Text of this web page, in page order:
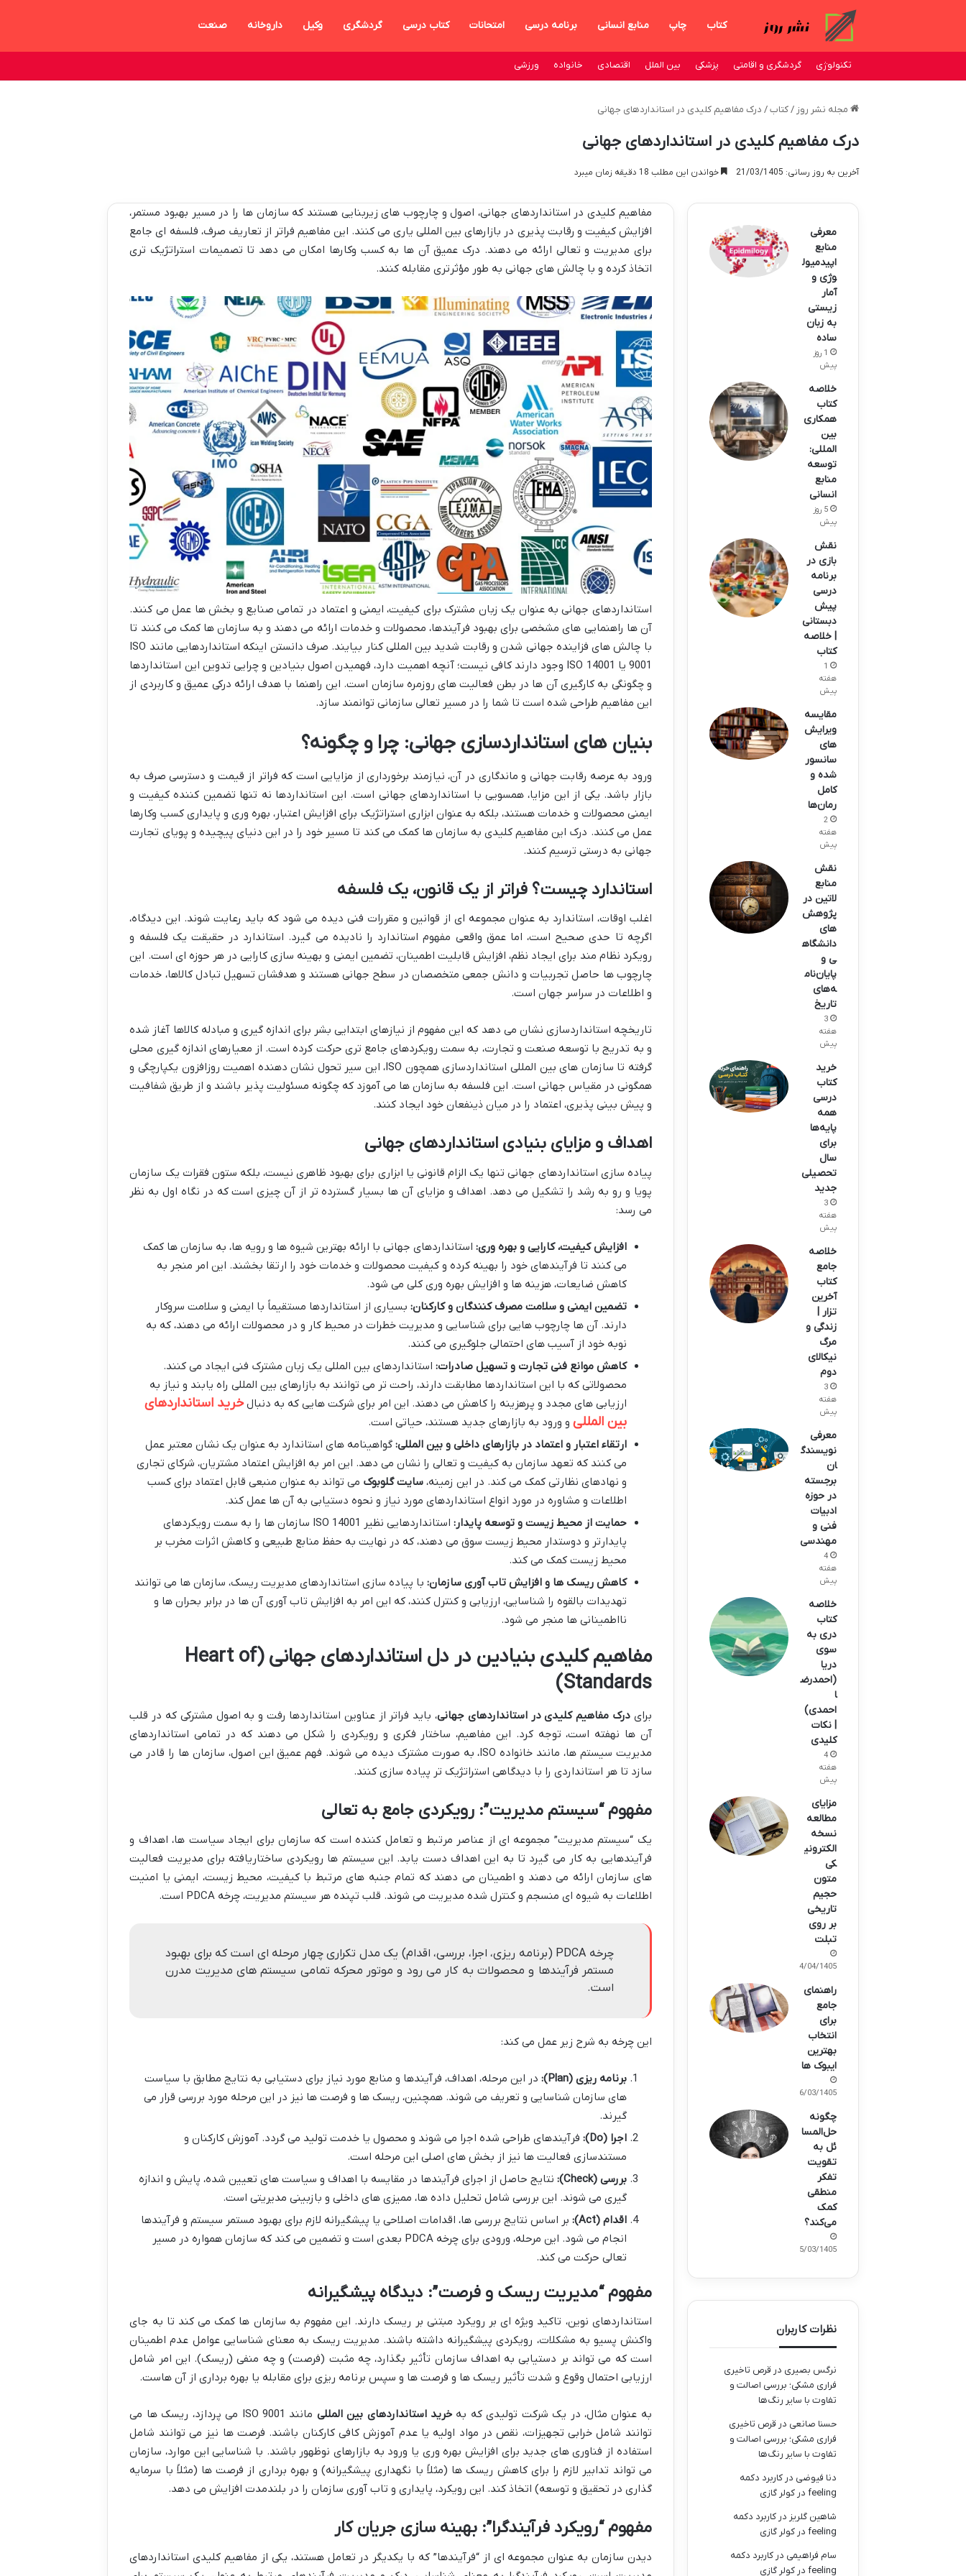
کتاب چاپ منابع انسانی برنامه درسی امتحانات کتاب درسی گردشگری وکیل داروخانه صنعت
تکنولوژی گردشگری و اقامتی پزشکی بین الملل اقتصادی خانواده ورزشی
مجله نشر روز / کتاب / درک مفاهیم کلیدی در استانداردهای جهانی
درک مفاهیم کلیدی در استانداردهای جهانی
آخرین به روز رسانی: 21/03/1405 خواندن این مطلب 18 دقیقه زمان میبرد
مفاهیم کلیدی در استانداردهای جهانی، اصول و چارچوب های زیربنایی هستند که سازمان ها را در مسیر بهبود مستمر،
افزایش کیفیت و رقابت پذیری در بازارهای بین المللی یاری می کنند. این مفاهیم فراتر از تعاریف صرف، فلسفه ای جامع
برای مدیریت و تعالی ارائه می دهند. درک عمیق آن ها به کسب وکارها امکان می دهد تا تصمیمات استراتژیک تری
اتخاذ کرده و با چالش های جهانی به طور مؤثرتری مقابله کنند.
استانداردهای جهانی به عنوان یک زبان مشترک برای کیفیت، ایمنی و اعتماد در تمامی صنایع و بخش ها عمل می کنند.
آن ها راهنمایی های مشخصی برای بهبود فرآیندها، محصولات و خدمات ارائه می دهند و به سازمان ها کمک می کنند تا
با چالش های فزاینده جهانی شدن و رقابت شدید بین المللی کنار بیایند. صرف دانستن اینکه استانداردهایی مانند ISO
9001 یا ISO 14001 وجود دارند کافی نیست؛ آنچه اهمیت دارد، فهمیدن اصول بنیادین و چرایی تدوین این استانداردها
و چگونگی به کارگیری آن ها در بطن فعالیت های روزمره سازمان است. این راهنما با هدف ارائه درکی عمیق و کاربردی از
این مفاهیم طراحی شده است تا شما را در مسیر تعالی سازمانی توانمند سازد.
بنیان های استانداردسازی جهانی: چرا و چگونه؟
ورود به عرصه رقابت جهانی و ماندگاری در آن، نیازمند برخورداری از مزایایی است که فراتر از قیمت و دسترسی صرف به
بازار باشد. یکی از این مزایا، همسویی با استانداردهای جهانی است. این استانداردها نه تنها تضمین کننده کیفیت و
ایمنی محصولات و خدمات هستند، بلکه به عنوان ابزاری استراتژیک برای افزایش اعتبار، بهره وری و پایداری کسب وکارها
عمل می کنند. درک این مفاهیم کلیدی به سازمان ها کمک می کند تا مسیر خود را در این دنیای پیچیده و پویای تجارت
جهانی به درستی ترسیم کنند.
استاندارد چیست؟ فراتر از یک قانون، یک فلسفه
اغلب اوقات، استاندارد به عنوان مجموعه ای از قوانین و مقررات فنی دیده می شود که باید رعایت شوند. این دیدگاه،
اگرچه تا حدی صحیح است، اما عمق واقعی مفهوم استاندارد را نادیده می گیرد. استاندارد در حقیقت یک فلسفه و
رویکرد نظام مند برای ایجاد نظم، افزایش قابلیت اطمینان، تضمین ایمنی و بهینه سازی کارایی در هر حوزه ای است. این
چارچوب ها حاصل تجربیات و دانش جمعی متخصصان در سطح جهانی هستند و هدفشان تسهیل تبادل کالاها، خدمات
و اطلاعات در سراسر جهان است.
تاریخچه استانداردسازی نشان می دهد که این مفهوم از نیازهای ابتدایی بشر برای اندازه گیری و مبادله کالاها آغاز شده
و به تدریج با توسعه صنعت و تجارت، به سمت رویکردهای جامع تری حرکت کرده است. از معیارهای اندازه گیری محلی
گرفته تا سازمان های بین المللی استانداردسازی همچون ISO، این سیر تحول نشان دهنده اهمیت روزافزون یکپارچگی و
همگونی در مقیاس جهانی است. این فلسفه به سازمان ها می آموزد که چگونه مسئولیت پذیر باشند و از طریق شفافیت
و پیش بینی پذیری، اعتماد را در میان ذینفعان خود ایجاد کنند.
اهداف و مزایای بنیادی استانداردهای جهانی
پیاده سازی استانداردهای جهانی تنها یک الزام قانونی یا ابزاری برای بهبود ظاهری نیست، بلکه ستون فقرات یک سازمان
پویا و رو به رشد را تشکیل می دهد. اهداف و مزایای آن ها بسیار گسترده تر از آن چیزی است که در نگاه اول به نظر
می رسد:
افزایش کیفیت، کارایی و بهره وری: استانداردهای جهانی با ارائه بهترین شیوه ها و رویه ها، به سازمان ها کمک
می کنند تا فرآیندهای خود را بهینه کرده و کیفیت محصولات و خدمات خود را ارتقا بخشند. این امر منجر به
کاهش ضایعات، هزینه ها و افزایش بهره وری کلی می شود.
تضمین ایمنی و سلامت مصرف کنندگان و کارکنان: بسیاری از استانداردها مستقیماً با ایمنی و سلامت سروکار
دارند. آن ها چارچوب هایی برای شناسایی و مدیریت خطرات در محیط کار و در محصولات ارائه می دهند، که به
نوبه خود از آسیب های احتمالی جلوگیری می کنند.
کاهش موانع فنی تجارت و تسهیل صادرات: استانداردهای بین المللی یک زبان مشترک فنی ایجاد می کنند.
محصولاتی که با این استانداردها مطابقت دارند، راحت تر می توانند به بازارهای بین المللی راه یابند و نیاز به
ارزیابی های مجدد و پرهزینه را کاهش می دهند. این امر برای شرکت هایی که به دنبالخرید استانداردهای
بین المللی و ورود به بازارهای جدید هستند، حیاتی است.
ارتقاء اعتبار و اعتماد در بازارهای داخلی و بین المللی: گواهینامه های استاندارد به عنوان یک نشان معتبر عمل
می کنند که تعهد سازمان به کیفیت و تعالی را نشان می دهد. این امر به افزایش اعتماد مشتریان، شرکای تجاری
و نهادهای نظارتی کمک می کند. در این زمینه،سایت گلوبوک می تواند به عنوان منبعی قابل اعتماد برای کسب
اطلاعات و مشاوره در مورد انواع استانداردهای مورد نیاز و نحوه دستیابی به آن ها عمل کند.
حمایت از محیط زیست و توسعه پایدار:
استانداردهایی نظیر ISO 14001 سازمان ها را به سمت رویکردهای
پایدارتر و دوستدار محیط زیست سوق می دهند، که در نهایت به حفظ منابع طبیعی و کاهش اثرات مخرب بر
محیط زیست کمک می کند.
کاهش ریسک ها و افزایش تاب آوری سازمان: با پیاده سازی استانداردهای مدیریت ریسک، سازمان ها می توانند
تهدیدات بالقوه را شناسایی، ارزیابی و کنترل کنند، که این امر به افزایش تاب آوری آن ها در برابر بحران ها و
نااطمینانی ها منجر می شود.
مفاهیم کلیدی بنیادین در دل استانداردهای جهانی (Heart of
Standards)
برای درک مفاهیم کلیدی در استانداردهای جهانی، باید فراتر از عناوین استانداردها رفت و به اصول مشترکی که در قلب
آن ها نهفته است، توجه کرد. این مفاهیم، ساختار فکری و رویکردی را شکل می دهند که در تمامی استانداردهای
مدیریت سیستم ها، مانند خانواده ISO، به صورت مشترک دیده می شوند. فهم عمیق این اصول، سازمان ها را قادر می
سازد تا هر استانداردی را با دیدگاهی استراتژیک تر پیاده سازی کنند.
مفهوم “سیستم مدیریت”: رویکردی جامع به تعالی
یک “سیستم مدیریت” مجموعه ای از عناصر مرتبط و تعامل کننده است که سازمان برای ایجاد سیاست ها، اهداف و
فرآیندهایی به کار می گیرد تا به این اهداف دست یابد. این سیستم ها رویکردی ساختاریافته برای مدیریت فعالیت
های سازمان ارائه می دهند و اطمینان می دهند که تمام جنبه های مرتبط با کیفیت، محیط زیست، ایمنی یا امنیت
اطلاعات به شیوه ای منسجم و کنترل شده مدیریت می شوند. قلب تپنده هر سیستم مدیریت، چرخه PDCA است.
چرخه PDCA (برنامه ریزی، اجرا، بررسی، اقدام) یک مدل تکراری چهار مرحله ای است که برای بهبود
مستمر فرآیندها و محصولات به کار می رود و موتور محرکه تمامی سیستم های مدیریت مدرن
است.
این چرخه به شرح زیر عمل می کند:
برنامه ریزی (Plan):
در این مرحله، اهداف، فرآیندها و منابع مورد نیاز برای دستیابی به نتایج مطابق با سیاست
های سازمان شناسایی و تعریف می شوند. همچنین، ریسک ها و فرصت ها نیز در این مرحله مورد بررسی قرار می
گیرند.
اجرا (Do):
فرآیندهای طراحی شده اجرا می شوند و محصول یا خدمت تولید می گردد. آموزش کارکنان و
مستندسازی فعالیت ها نیز از بخش های اصلی این مرحله است.
بررسی (Check):
نتایج حاصل از اجرای فرآیندها در مقایسه با اهداف و سیاست های تعیین شده، پایش و اندازه
گیری می شوند. این بررسی شامل تحلیل داده ها، ممیزی های داخلی و بازبینی مدیریتی است.
اقدام (Act):
بر اساس نتایج بررسی ها، اقدامات اصلاحی یا پیشگیرانه لازم برای بهبود مستمر سیستم و فرآیندها
انجام می شود. این مرحله، ورودی برای چرخه PDCA بعدی است و تضمین می کند که سازمان همواره در مسیر
تعالی حرکت می کند.
مفهوم “مدیریت ریسک و فرصت”: دیدگاه پیشگیرانه
استانداردهای نوین، تاکید ویژه ای بر رویکرد مبتنی بر ریسک دارند. این مفهوم به سازمان ها کمک می کند تا به جای
واکنش پسیو به مشکلات، رویکردی پیشگیرانه داشته باشند. مدیریت ریسک به معنای شناسایی عوامل عدم اطمینان
است که می تواند بر دستیابی به اهداف سازمان تأثیر بگذارد، چه مثبت (فرصت) و چه منفی (ریسک). این امر شامل
ارزیابی احتمال وقوع و شدت تأثیر ریسک ها و فرصت ها و سپس برنامه ریزی برای مقابله یا بهره برداری از آن هاست.
به عنوان مثال، در یک شرکت تولیدی که به خرید استانداردهای بین المللی
مانند ISO 9001 می پردازد، ریسک ها می
توانند شامل خرابی تجهیزات، نقص در مواد اولیه یا عدم آموزش کافی کارکنان باشند. فرصت ها نیز می توانند شامل
استفاده از فناوری های جدید برای افزایش بهره وری یا ورود به بازارهای نوظهور باشند. با شناسایی این موارد، سازمان
می تواند تدابیر لازم را برای کاهش ریسک ها (مثلاً با نگهداری پیشگیرانه) و بهره برداری از فرصت ها (مثلاً با سرمایه
گذاری در تحقیق و توسعه) اتخاذ کند. این رویکرد، پایداری و تاب آوری سازمان را در بلندمدت افزایش می دهد.
مفهوم “رویکرد فرآیندگرا”: بهینه سازی جریان کار
دیدن سازمان به عنوان مجموعه ای از “فرآیندها” که با یکدیگر در تعامل هستند، یکی از مفاهیم کلیدی استانداردهای
معرفی
منابع
اپیدمیول
وژی و
آمار
زیستی
به زبان
ساده
1 روز
پیش
خلاصه
کتاب
همکاری
بین
المللی:
توسعه
منابع
انسانی
5 روز
پیش
نقش
بازی در
برنامه
درسی
پیش
دبستانی
| خلاصه
کتاب
1
هفته
پیش
مقایسه
ویرایش‌
های
سانسور
شده و
کامل
رمان‌ها
2
هفته
پیش
نقش
منابع
لاتین در
پژوهش‌
های
دانشگاه
ی و
پایان‌نام
ه‌های
تاریخ
3
هفته
پیش
خرید
کتاب
درسی
همه
پایه‌ها
برای
سال
تحصیلی
جدید
3
هفته
پیش
خلاصه
جامع
کتاب
آخرین
تزار |
زندگی و
مرگ
نیکالای
دوم
3
هفته
پیش
معرفی
نویسندگ
ان
برجسته
در حوزه
ادبیات
فنی و
مهندسی
4
هفته
پیش
خلاصه
کتاب
دری به
سوی
دریا
(احمدرض
ا
احمدی)
| نکات
کلیدی
4
هفته
پیش
مزایای
مطالعه
نسخه
الکترونی
کی
متون
حجیم
تاریخی
بر روی
تبلت
14/04/1405
راهنمای
جامع
برای
انتخاب
بهترین
ایبوک ها
26/03/1405
چگونه
حل‌المسا
ئل به
تقویت
تفکر
منطقی
کمک
می‌کند؟
15/03/1405
نظرات کاربران
نرگس بصیری در قرص تاخیری
فراری مشکی؛ بررسی اصالت و
تفاوت با سایر رنگ‌ها
حسنا صانعی در قرص تاخیری
فراری مشکی؛ بررسی اصالت و
تفاوت با سایر رنگ‌ها
دنا فیوضی درکاربرد دکمه
feeling در کولر گازی
شاهین گلریز درکاربرد دکمه
feeling در کولر گازی
سام فراهیمی درکاربرد دکمه
feeling در کولر گازی